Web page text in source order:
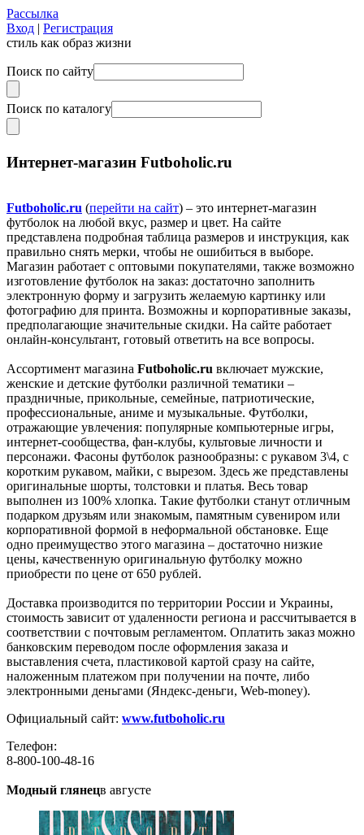
Рассылка
Вход | Регистрация
стиль как образ жизни
Поиск по сайту
Поиск по каталогу
Интернет-магазин Futboholic.ru
Futboholic.ru (перейти на сайт) – это интернет-магазин
футболок на любой вкус, размер и цвет. На сайте
представлена подробная таблица размеров и инструкция, как
правильно снять мерки, чтобы не ошибиться в выборе.
Магазин работает с оптовыми покупателями, также возможно
изготовление футболок на заказ: достаточно заполнить
электронную форму и загрузить желаемую картинку или
фотографию для принта. Возможны и корпоративные заказы,
предполагающие значительные скидки. На сайте работает
онлайн-консультант, готовый ответить на все вопросы.
Ассортимент магазина Futboholic.ru включает мужские,
женские и детские футболки различной тематики –
праздничные, прикольные, семейные, патриотические,
профессиональные, аниме и музыкальные. Футболки,
отражающие увлечения: популярные компьютерные игры,
интернет-сообщества, фан-клубы, культовые личности и
персонажи. Фасоны футболок разнообразны: с рукавом 3\4, с
коротким рукавом, майки, с вырезом. Здесь же представлены
оригинальные шорты, толстовки и платья. Весь товар
выполнен из 100% хлопка. Такие футболки станут отличным
подарком друзьям или знакомым, памятным сувениром или
корпоративной формой в неформальной обстановке. Еще
одно преимущество этого магазина – достаточно низкие
цены, качественную оригинальную футболку можно
приобрести по цене от 650 рублей.
Доставка производится по территории России и Украины,
стоимость зависит от удаленности региона и рассчитывается в
соответствии с почтовым регламентом. Оплатить заказ можно
банковским переводом после оформления заказа и
выставления счета, пластиковой картой сразу на сайте,
наложенным платежом при получении на почте, либо
электронными деньгами (Яндекс-деньги, Web-money).
Официальный сайт: www.futboholic.ru
Телефон:
8-800-100-48-16
Модный глянецв августе